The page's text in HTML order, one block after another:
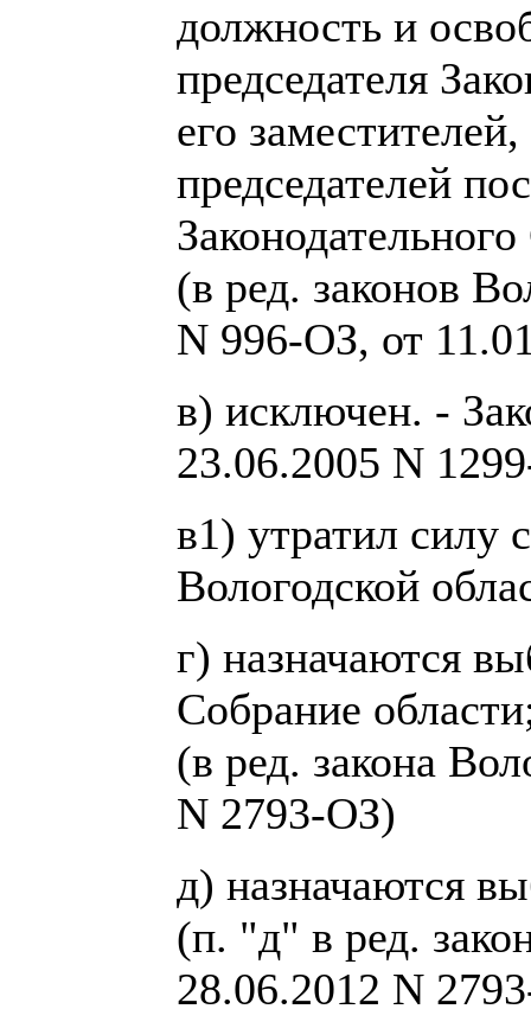
должность и
председателя
его
председателей
(в ред. законов
N 996-ОЗ, от
в) исключен. -
23.06.2005 N
в1) утратил силу
Вологодской
г) назначаются
Собрание
(в ред. закона
N 2793-ОЗ)
д) назначаются
(п. "д" в ред.
28.06.2012 N